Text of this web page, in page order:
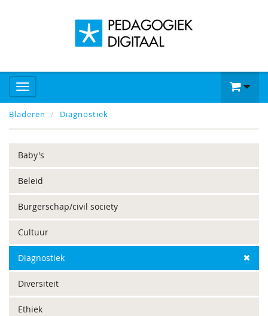
Bladeren Diagnostiek
Baby's
Beleid
Burgerschap/civil society
Cultuur
Diagnostiek
Diversiteit
Ethiek